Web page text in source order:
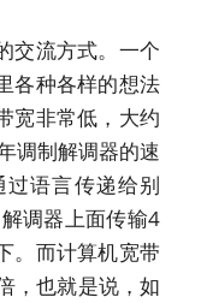
交流方式。一个
各种各样的想法
宽非常低，大约
调制解调器的速
语言传递给别
调器上面传输4
。而计算机宽带
，也就是说，如